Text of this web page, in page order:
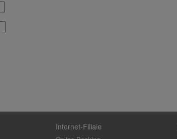
Internet-Filiale